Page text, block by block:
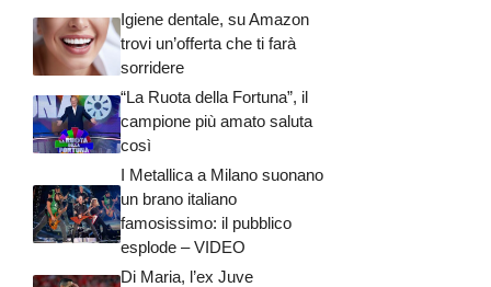
Igiene dentale, su Amazon
trovi un’offerta che ti farà
sorridere
“La Ruota della Fortuna”, il
campione più amato saluta
così
I Metallica a Milano suonano
un brano italiano
famosissimo: il pubblico
esplode – VIDEO
Di Maria, l’ex Juve